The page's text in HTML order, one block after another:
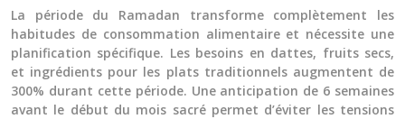
La période du Ramadan transforme complètement les
habitudes de consommation alimentaire et nécessite une
planification spécifique. Les besoins en dattes, fruits secs,
et ingrédients pour les plats traditionnels augmentent de
300% durant cette période. Une anticipation de 6 semaines
avant le début du mois sacré permet d’éviter les tensions